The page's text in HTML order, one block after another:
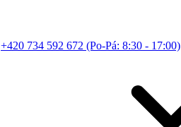
+420 734 592 672 (Po-Pá: 8:30 - 17:00)